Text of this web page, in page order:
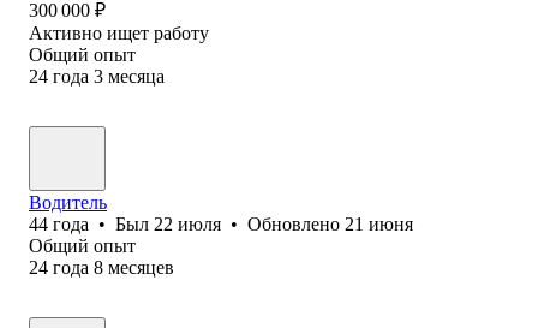
300 000 ₽
Активно ищет работу
Общий опыт
24 года 3 месяца
Водитель
44 года • Был 22 июля • Обновлено 21 июня
Общий опыт
24 года 8 месяцев